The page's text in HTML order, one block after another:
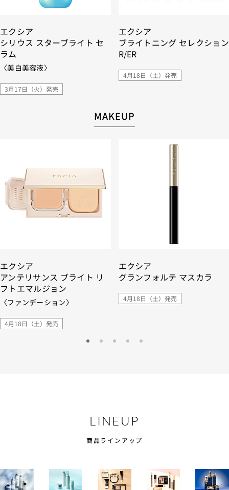
エクシア
シリウス スターブライト セ
ラム
〈美白美容液〉
3月17日（火）発売
エクシア
ブライトニング セレクション
R/ER
4月18日（土）発売
MAKEUP
エクシア
アンテリサンス ブライト リ
フトエマルジョン
〈ファンデーション〉
4月18日（土）発売
エクシア
グランフォルテ マスカラ
4月18日（土）発売
LINEUP
商品ラインアップ